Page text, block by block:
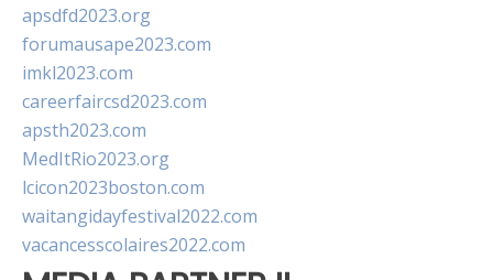
apsdfd2023.org
forumausape2023.com
imkl2023.com
careerfaircsd2023.com
apsth2023.com
MedItRio2023.org
lcicon2023boston.com
waitangidayfestival2022.com
vacancesscolaires2022.com